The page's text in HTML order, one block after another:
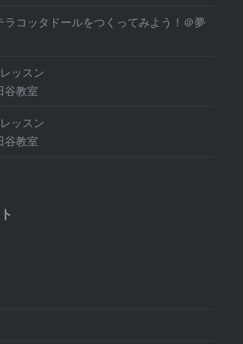
ラコッタドールをつくってみよう！＠夢
ッスン
谷教室
ッスン
谷教室